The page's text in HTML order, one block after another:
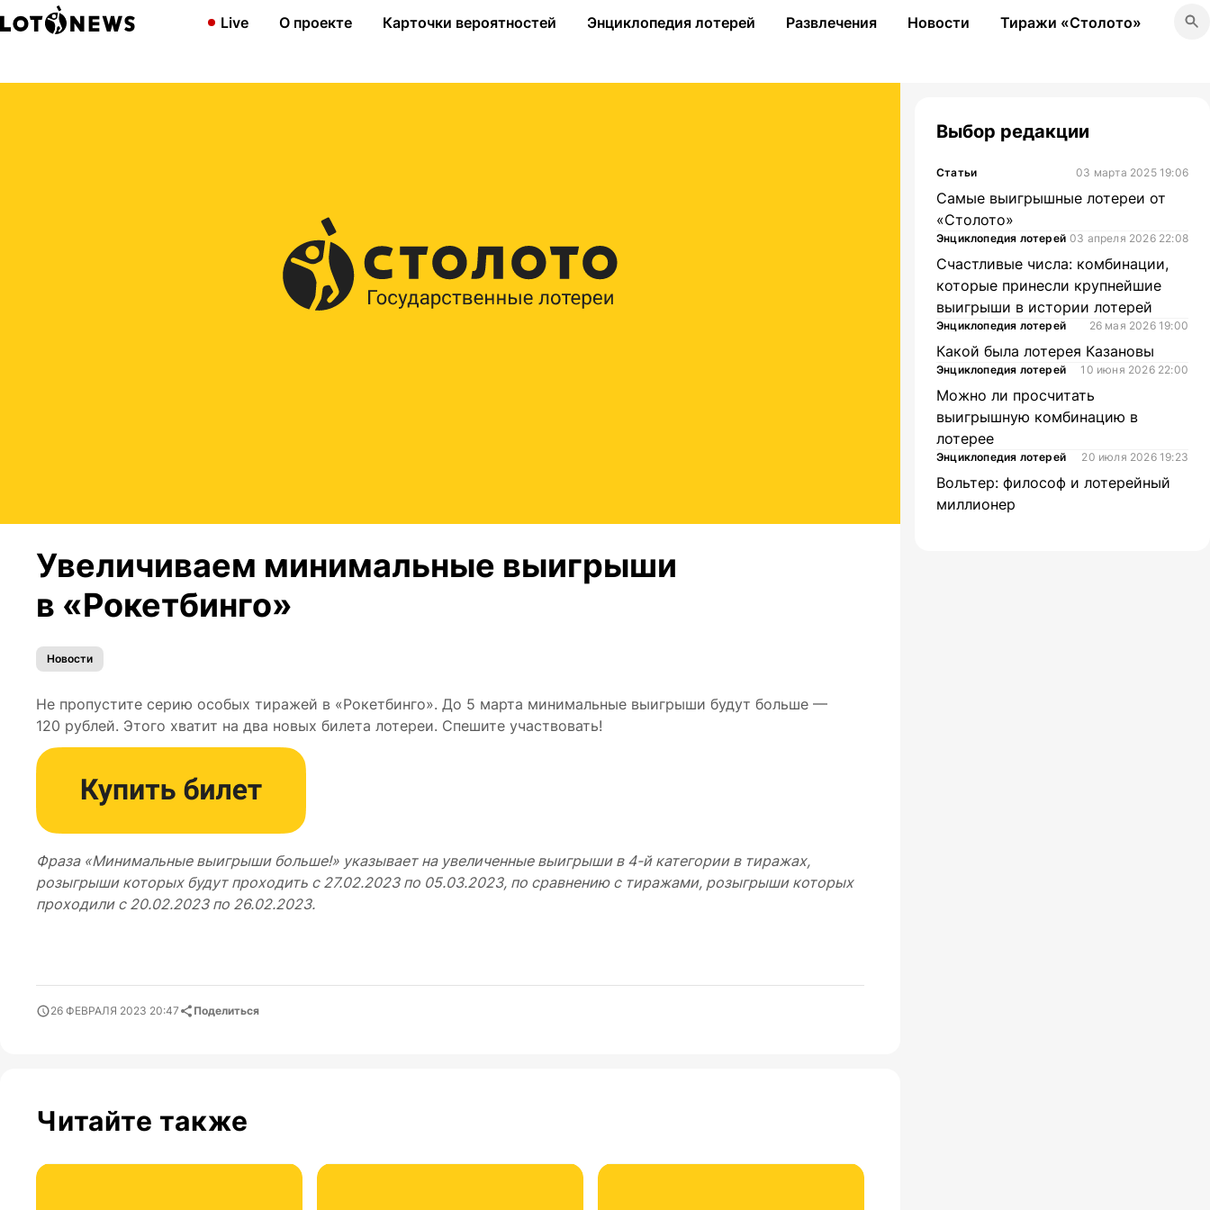
Live О проекте Карточки вероятностей Энциклопедия лотерей Развлечения Новости Тиражи «Столото»
Увеличиваем минимальные выигрыши
в «Рокетбинго»
Новости
Не пропустите серию особых тиражей в «Рокетбинго». До 5 марта минимальные выигрыши будут больше —
120 рублей. Этого хватит на два новых билета лотереи. Спешите участвовать!
Фраза «Минимальные выигрыши больше!» указывает на увеличенные выигрыши в 4-й категории в тиражах,
розыгрыши которых будут проходить с 27.02.2023 по 05.03.2023, по сравнению с тиражами, розыгрыши которых
проходили с 20.02.2023 по 26.02.2023.
26 ФЕВРАЛЯ 2023 20:47 Поделиться
Читайте также
Выбор редакции
Статьи 03 марта 2025 19:06
Самые выигрышные лотереи от
«Столото»
Энциклопедия лотерей 03 апреля 2026 22:08
Счастливые числа: комбинации,
которые принесли крупнейшие
выигрыши в истории лотерей
Энциклопедия лотерей 26 мая 2026 19:00
Какой была лотерея Казановы
Энциклопедия лотерей 10 июня 2026 22:00
Можно ли просчитать
выигрышную комбинацию в
лотерее
Энциклопедия лотерей 20 июля 2026 19:23
Вольтер: философ и лотерейный
миллионер